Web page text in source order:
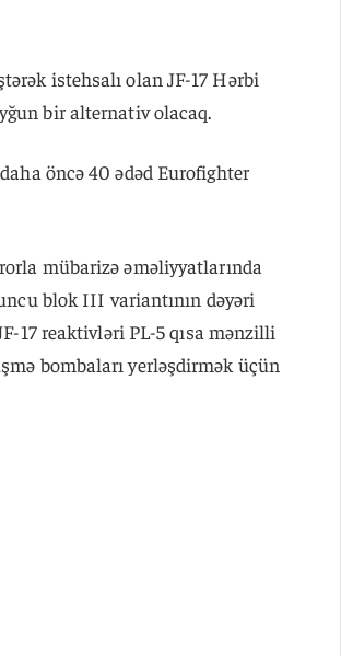
istehsalı olan JF-17 Hərbi
bir alternativ olacaq.
öncə 40 ədəd Eurofighter
mübarizə əməliyyatlarında
blok III variantının dəyəri
17 reaktivləri PL-5 qısa mənzilli
bombaları yerləşdirmək üçün